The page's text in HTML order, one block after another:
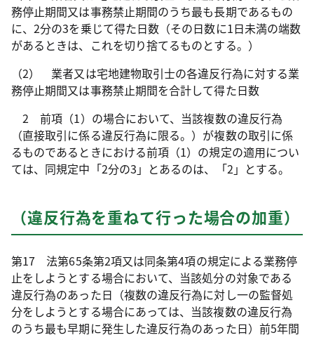
務停止期間又は事務禁止期間のうち最も長期であるもの
に、2分の3を乗じて得た日数（その日数に1日未満の端数
があるときは、これを切り捨てるものとする。）
（2） 業者又は宅地建物取引士の各違反行為に対する業
務停止期間又は事務禁止期間を合計して得た日数
2 前項（1）の場合において、当該複数の違反行為
（直接取引に係る違反行為に限る。）が複数の取引に係
るものであるときにおける前項（1）の規定の適用につい
ては、同規定中「2分の3」とあるのは、「2」とする。
（違反行為を重ねて行った場合の加重）
第17 法第65条第2項又は同条第4項の規定による業務停
止をしようとする場合において、当該処分の対象である
違反行為のあった日（複数の違反行為に対し一の監督処
分をしようとする場合にあっては、当該複数の違反行為
のうち最も早期に発生した違反行為のあった日）前5年間